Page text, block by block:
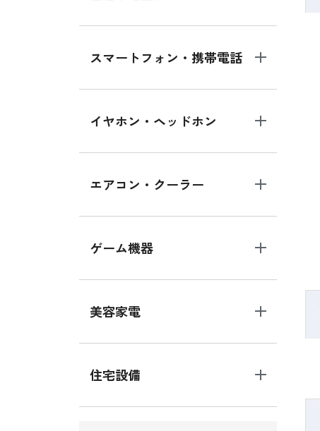
スマートフォン・携帯電話
イヤホン・ヘッドホン
エアコン・クーラー
ゲーム機器
美容家電
住宅設備